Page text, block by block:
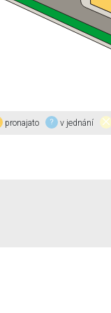
pronajato v jednání